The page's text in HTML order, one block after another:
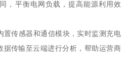
，平衡电网负载，提高能源利用效
置传感器和通信模块，实时监测充电
据传输至云端进行分析，帮助运营商